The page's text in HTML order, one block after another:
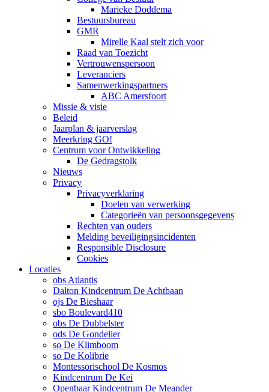
Marieke Doddema
Bestuursbureau
GMR
Mirelle Kaal stelt zich voor
Raad van Toezicht
Vertrouwenspersoon
Leveranciers
Samenwerkingspartners
ABC Amersfoort
Missie & visie
Beleid
Jaarplan & jaarverslag
Meerkring GO!
Centrum voor Ontwikkeling
De Gedragstolk
Nieuws
Privacy
Privacyverklaring
Doelen van verwerking
Categorieën van persoonsgegevens
Rechten van ouders
Melding beveiligingsincidenten
Responsible Disclosure
Cookies
Locaties
obs Atlantis
Dalton Kindcentrum De Achtbaan
ojs De Bieshaar
sbo Boulevard410
obs De Dubbelster
ods De Gondelier
so De Klimboom
so De Kolibrie
Montessorischool De Kosmos
Kindcentrum De Kei
Openbaar Kindcentrum De Meander